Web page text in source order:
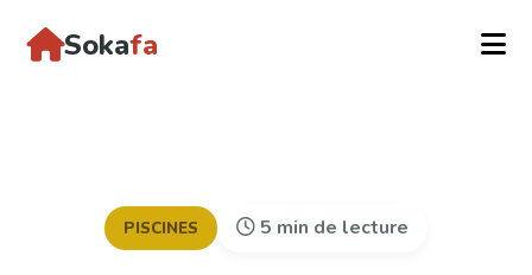
Sokafa
PISCINES 5 min de lecture